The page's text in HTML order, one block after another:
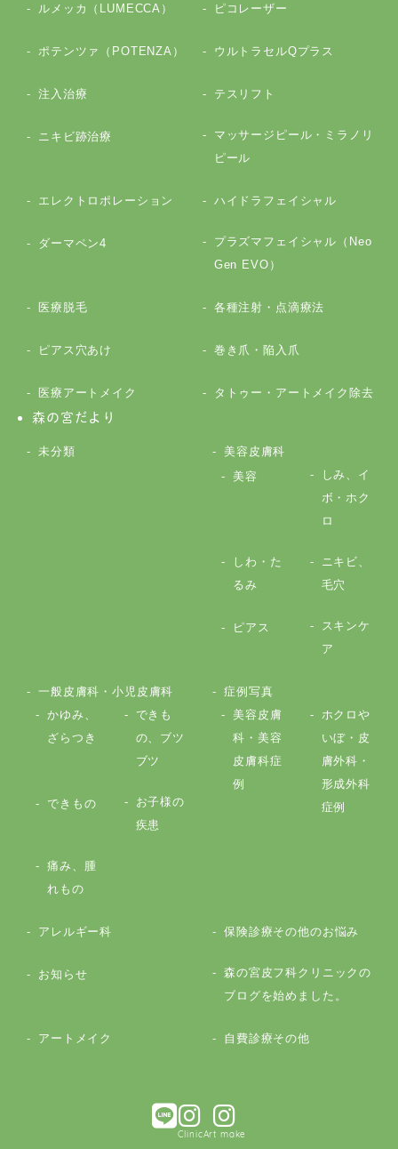
ルメッカ（LUMECCA） ピコレーザー
ポテンツァ（POTENZA） ウルトラセルQプラス
注入治療 テスリフト
ニキビ跡治療
マッサージピール・ミラノリ
ピール
エレクトロポレーション ハイドラフェイシャル
ダーマペン4
プラズマフェイシャル（Neo
Gen EVO）
医療脱毛 各種注射・点滴療法
ピアス穴あけ 巻き爪・陥入爪
医療アートメイク
タトゥー・アートメイク除去
森の宮だより
未分類
美容皮膚科
美容
しみ、イ
ボ・ホク
ロ
しわ・た
るみ
ニキビ、
毛穴
ピアス
スキンケ
ア
一般皮膚科・小児皮膚科
かゆみ、
ざらつき
できも
の、ブツ
ブツ
できもの
お子様の
疾患
痛み、腫
れもの
症例写真
美容皮膚
科・美容
皮膚科症
例
ホクロや
いぼ・皮
膚外科・
形成外科
症例
アレルギー科 保険診療その他のお悩み
お知らせ
森の宮皮フ科クリニックの
ブログを始めました。
アートメイク 自費診療その他
ClinicArt make